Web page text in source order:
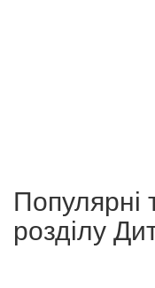
Популярні
розділу